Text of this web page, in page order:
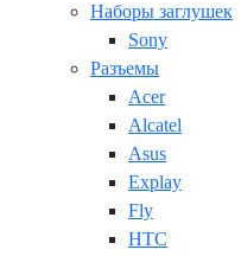
Наборы заглушек
Sony
Разъемы
Acer
Alcatel
Asus
Explay
Fly
HTC